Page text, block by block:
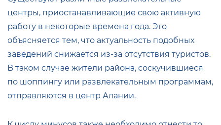
центры, приостанавливающие свою активную
работу в некоторые времена года. Это
объясняется тем, что актуальность подобных
заведений снижается из-за отсутствия туристов.
В таком случае жители района, соскучившиеся
по шоппингу или развлекательным программам,
отправляются в центр Алании.